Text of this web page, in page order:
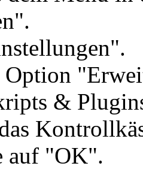
Option
&
auf "OK".